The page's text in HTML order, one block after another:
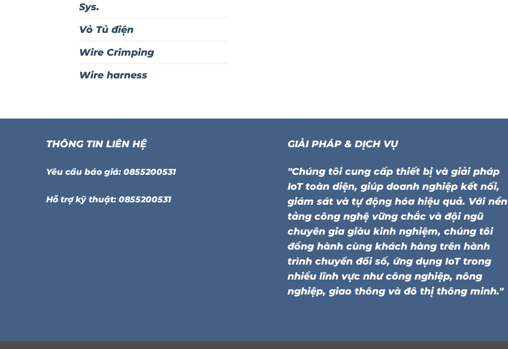
Sys.
Vỏ Tủ điện
Wire Crimping
Wire harness
THÔNG TIN LIÊN HỆ
Yêu cầu báo giá: 0855200531
Hỗ trợ kỹ thuật: 0855200531
GIẢI PHÁP & DỊCH VỤ
"Chúng tôi cung cấp thiết bị và giải pháp
IoT toàn diện, giúp doanh nghiệp kết nối,
giám sát và tự động hóa hiệu quả. Với nền
tảng công nghệ vững chắc và đội ngũ
chuyên gia giàu kinh nghiệm, chúng tôi
đồng hành cùng khách hàng trên hành
trình chuyển đổi số, ứng dụng IoT trong
nhiều lĩnh vực như công nghiệp, nông
nghiệp, giao thông và đô thị thông minh."